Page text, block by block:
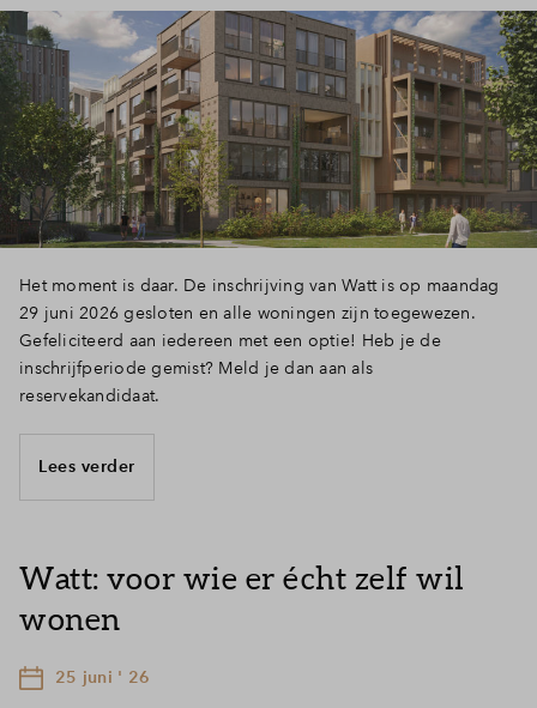
Inloggen
Het moment is daar. De inschrijving van Watt is op maandag
29 juni 2026 gesloten en alle woningen zijn toegewezen.
Gefeliciteerd aan iedereen met een optie! Heb je de
inschrijfperiode gemist? Meld je dan aan als
reservekandidaat.
Lees verder
Watt: voor wie er écht zelf wil
wonen
25 juni ' 26